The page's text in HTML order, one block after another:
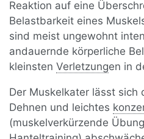
Reaktion auf eine
Belastbarkeit eines
sind meist ungewohnt
andauernde körperliche
kleinstenVerletzungen in
Der Muskelkater lässt sich
Dehnen und leichtes
(muskelverkürzende